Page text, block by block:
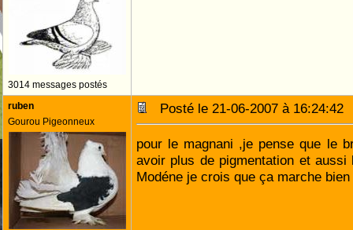
3014 messages postés
ruben
Gourou Pigeonneux
Posté le 21-06-2007 à
pour le magnani ,je pense que le
avoir plus de pigmentation et
Modéne je crois que ça marche bien